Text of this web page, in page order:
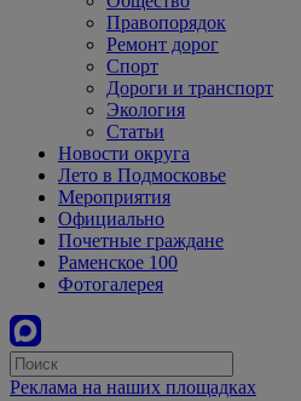
Правопорядок
Ремонт дорог
Спорт
Дороги и транспорт
Экология
Статьи
Новости округа
Лето в Подмосковье
Мероприятия
Официально
Почетные граждане
Раменское 100
Фотогалерея
Реклама на наших площадках